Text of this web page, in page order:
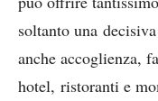
soltanto una
anche accoglienza,
hotel, ristoranti e